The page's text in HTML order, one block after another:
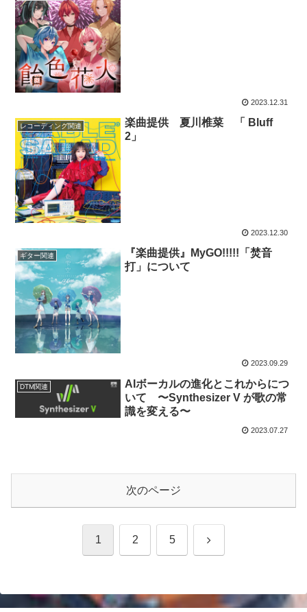
2023.12.31
レコーディング関連
楽曲提供 夏川椎菜 「 Bluff
2」
2023.12.30
ギター関連
『楽曲提供』MyGO!!!!!「焚音
打」について
2023.09.29
DTM関連
AIボーカルの進化とこれからにつ
いて 〜Synthesizer V が歌の常
識を変える〜
2023.07.27
次のページ
1 2 5 次